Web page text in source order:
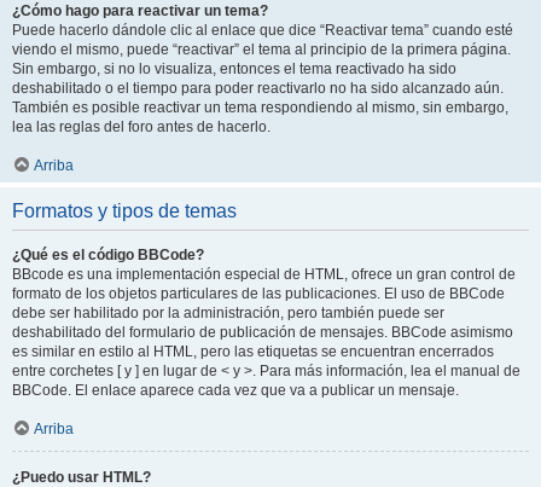
¿Cómo hago para reactivar un tema?
Puede hacerlo dándole clic al enlace que dice “Reactivar tema” cuando esté
viendo el mismo, puede “reactivar” el tema al principio de la primera página.
Sin embargo, si no lo visualiza, entonces el tema reactivado ha sido
deshabilitado o el tiempo para poder reactivarlo no ha sido alcanzado aún.
También es posible reactivar un tema respondiendo al mismo, sin embargo,
lea las reglas del foro antes de hacerlo.
Arriba
Formatos y tipos de temas
¿Qué es el código BBCode?
BBcode es una implementación especial de HTML, ofrece un gran control de
formato de los objetos particulares de las publicaciones. El uso de BBCode
debe ser habilitado por la administración, pero también puede ser
deshabilitado del formulario de publicación de mensajes. BBCode asimismo
es similar en estilo al HTML, pero las etiquetas se encuentran encerrados
entre corchetes [ y ] en lugar de < y >. Para más información, lea el manual de
BBCode. El enlace aparece cada vez que va a publicar un mensaje.
Arriba
¿Puedo usar HTML?